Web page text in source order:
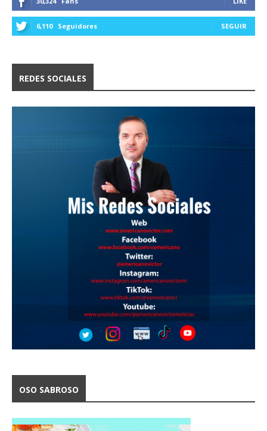
6,110 Seguidores SEGUIR
REDES SOCIALES
OSO SABROSO